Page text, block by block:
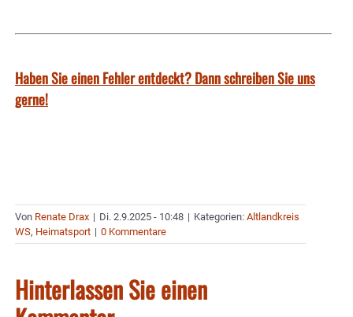
Haben Sie einen Fehler entdeckt? Dann schreiben Sie uns
gerne!
Von Renate Drax | Di. 2.9.2025 - 10:48 | Kategorien: Altlandkreis
WS, Heimatsport | 0 Kommentare
Hinterlassen Sie einen